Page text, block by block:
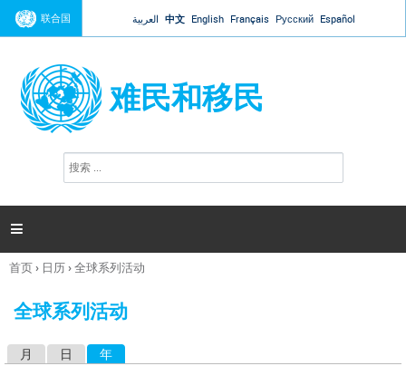
Jump to navigation
联合国 العربية 中文 English Français Русский Español
难民和移民
搜
索

你
这
首页› 日历›全球系列活动
全球系列活动
月 日 年